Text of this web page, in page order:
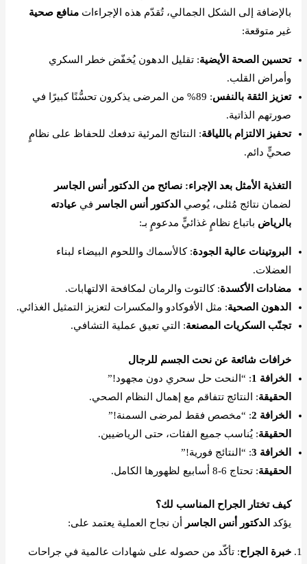
بالإضافة إلى الشكل الجمالي، تُقدّم هذه الإجراءاتمنافع صحية
غير متوقعة:
تحسين الصحة الأيضية: تقليل الدهون يُخفّض خطر السكري
وأمراض القلب.
تعزيز الثقة بالنفس
: 89% من المرضى يذكرون تحسُّنًا كبيرًا في
صورتهم الذاتية.
تحفيز الالتزام باللياقة: النتائج المرئية تدفعك للحفاظ على نظامٍ
صحيٍّ دائم.
التغذية الأمثل بعد الإجراء: نصائح من الدكتور أنس الجاسر
لضمان نتائج مُثلى، يُوصي
الدكتور أنس الجاسر في عيادته
بالرياض باتباع نظامٍ غذائيٍّ مدعومٍ بـ:
البروتينات عالية الجودة: كالأسماك واللحوم البيضاء لبناء
العضلات.
مضادات الأكسدة: كالتوت والرمان لمكافحة الالتهابات.
الدهون الصحية: مثل الأفوكادو والمكسرات لتعزيز التمثيل الغذائي.
تجنّب السكريات المصنعة: التي تعيق عملية التشافي.
خرافات شائعة عن نحت الجسم للرجال
الخرافة 1
: “النحت حل سحري دون مجهود!”
الحقيقة: النتائج تتفاقم مع إهمال النظام الصحي.
الخرافة 2
: “مخصص فقط لمرضى السمنة!”
الحقيقة: يُناسب جميع الفئات، حتى الرياضيين.
الخرافة 3
: “النتائج فورية!”
الحقيقة: تحتاج 6-8 أسابيع لظهورها الكامل.
كيف تختار الجراح المناسب لك؟
يؤكد
الدكتور أنس الجاسر أن نجاح العملية يعتمد على:
خبرة الجراح: تأكّد من حصوله على شهادات عالمية في جراحات